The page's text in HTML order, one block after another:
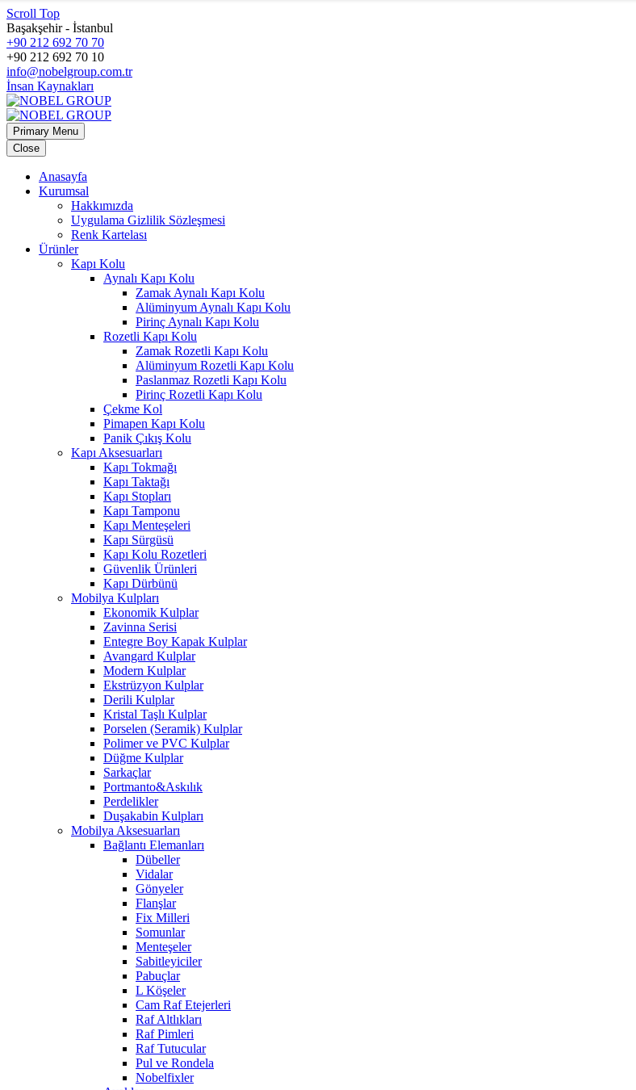
Scroll Top
Başakşehir - İstanbul
+90 212 692 70 70
+90 212 692 70 10
info@nobelgroup.com.tr
İnsan Kaynakları
Primary Menu
Close
Anasayfa
Kurumsal
Hakkımızda
Uygulama Gizlilik Sözleşmesi
Renk Kartelası
Ürünler
Kapı Kolu
Aynalı Kapı Kolu
Zamak Aynalı Kapı Kolu
Alüminyum Aynalı Kapı Kolu
Pirinç Aynalı Kapı Kolu
Rozetli Kapı Kolu
Zamak Rozetli Kapı Kolu
Alüminyum Rozetli Kapı Kolu
Paslanmaz Rozetli Kapı Kolu
Pirinç Rozetli Kapı Kolu
Çekme Kol
Pimapen Kapı Kolu
Panik Çıkış Kolu
Kapı Aksesuarları
Kapı Tokmağı
Kapı Taktağı
Kapı Stopları
Kapı Tamponu
Kapı Menteşeleri
Kapı Sürgüsü
Kapı Kolu Rozetleri
Güvenlik Ürünleri
Kapı Dürbünü
Mobilya Kulpları
Ekonomik Kulplar
Zavinna Serisi
Entegre Boy Kapak Kulplar
Avangard Kulplar
Modern Kulplar
Ekstrüzyon Kulplar
Derili Kulplar
Kristal Taşlı Kulplar
Porselen (Seramik) Kulplar
Polimer ve PVC Kulplar
Düğme Kulplar
Sarkaçlar
Portmanto&Askılık
Perdelikler
Duşakabin Kulpları
Mobilya Aksesuarları
Bağlantı Elemanları
Dübeller
Vidalar
Gönyeler
Flanşlar
Fix Milleri
Somunlar
Menteşeler
Sabitleyiciler
Pabuçlar
L Köşeler
Cam Raf Etejerleri
Raf Altlıkları
Raf Pimleri
Raf Tutucular
Pul ve Rondela
Nobelfixler